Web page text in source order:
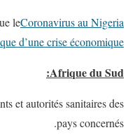
leCoronavirus au Nigeria
d’une crise économique
Afrique du Sud:
et autorités sanitaires des
pays concernés.